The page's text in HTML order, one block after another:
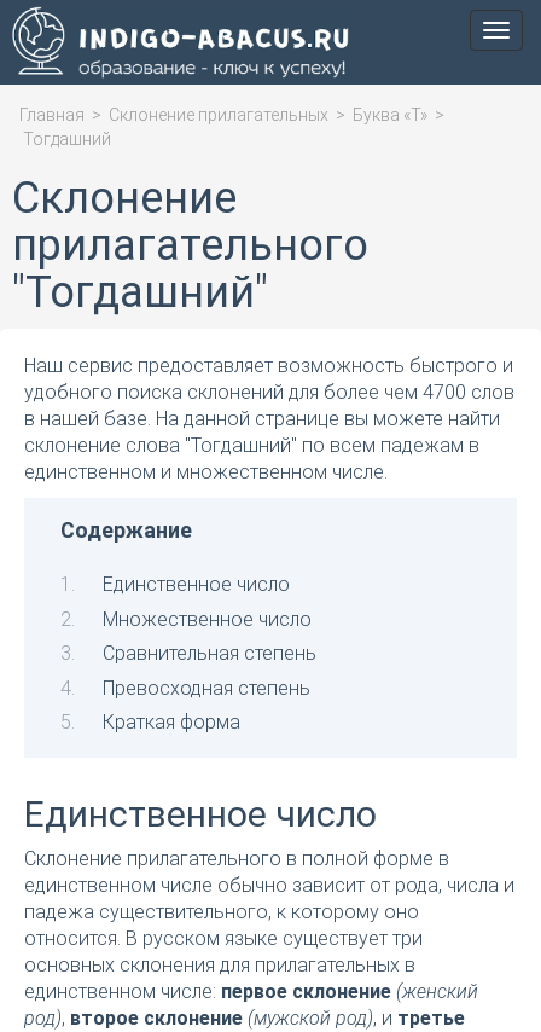
Меню
Главная > Склонение прилагательных > Буква «Т» >
Тогдашний
Склонение
прилагательного
"Тогдашний"
Наш сервис предоставляет возможность быстрого и
удобного поиска склонений для более чем 4700 слов
в нашей базе. На данной странице вы можете найти
склонение слова "Тогдашний" по всем падежам в
единственном и множественном числе.
Содержание
Единственное число
Множественное число
Сравнительная степень
Превосходная степень
Краткая форма
Единственное число
Склонение прилагательного в полной форме в
единственном числе обычно зависит от рода, числа и
падежа существительного, к которому оно
относится. В русском языке существует три
основных склонения для прилагательных в
единственном числе: первое склонение (женский
род), второе склонение (мужской род), и третье